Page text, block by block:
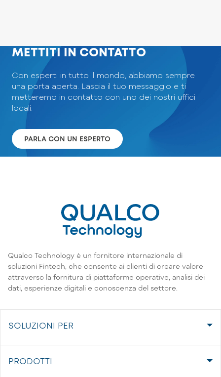
METTITI IN CONTATTO
Con esperti in tutto il mondo, abbiamo sempre
una porta aperta. Lascia il tuo messaggio e ti
metteremo in contatto con uno dei nostri uffici
locali.
PARLA CON UN ESPERTO
Qualco Technology è un fornitore internazionale di
soluzioni Fintech, che consente ai clienti di creare valore
attraverso la fornitura di piattaforme operative, analisi dei
dati, esperienze digitali e conoscenza del settore.
SOLUZIONI PER
PRODOTTI